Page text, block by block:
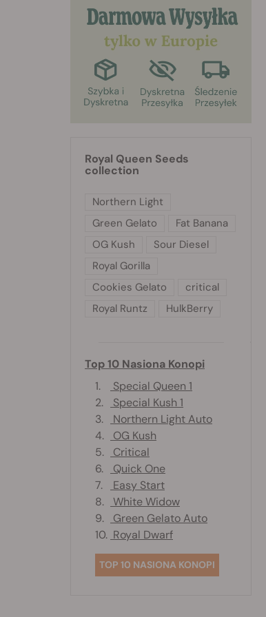
Royal Queen Seeds
collection
Northern Light
Green Gelato
Fat Banana
OG Kush
Sour Diesel
Royal Gorilla
Cookies Gelato
critical
Royal Runtz
HulkBerry
Top 10 Nasiona Konopi
1.
Special Queen 1
2.
Special Kush 1
3.
Northern Light Auto
4.
OG Kush
5.
Critical
6.
Quick One
7.
Easy Start
8.
White Widow
9.
Green Gelato Auto
10. Royal Dwarf
TOP 10 NASIONA KONOPI